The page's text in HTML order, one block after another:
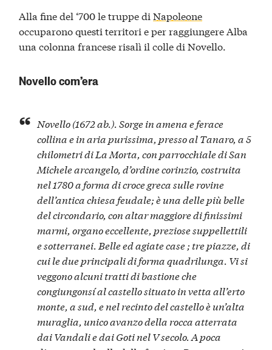
Alla fine del ‘700 le truppe diNapoleone
occuparono questi territori e per raggiungere Alba
una colonna francese risalì il colle di Novello.
Novello com’era
Novello (1672 ab.). Sorge in amena e ferace
collina e in aria purissima, presso al Tanaro, a 5
chilometri di La Morta, con parrocchiale di San
Michele arcangelo, d’ordine corinzio, costruita
nel 1780 a forma di croce greca sulle rovine
dell’antica chiesa feudale; è una delle più belle
del circondario, con altar maggiore di finissimi
marmi, organo eccellente, preziose suppellettili
e sotterranei. Belle ed agiate case ; tre piazze, di
cui le due principali di forma quadrilunga. Vi si
veggono alcuni tratti di bastione che
congiungonsí al castello situato in vetta all’erto
monte, a sud, e nel recinto del castello è un’alta
muraglia, unico avanzo della rocca atterrata
dai Vandali e dai Goti nel V secolo. A poca